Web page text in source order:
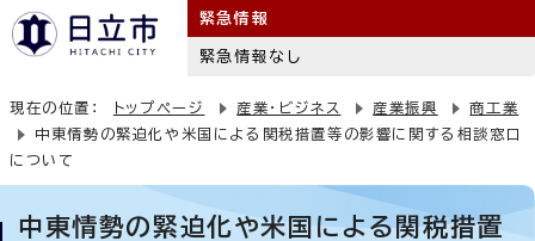
緊急情報
緊急情報なし
現在の位置： トップページ 産業・ビジネス 産業振興
商工業
中東情勢の緊迫化や米国による関税措置等の影響に関する相談窓口
について
中東情勢の緊迫化や米国による関税措置